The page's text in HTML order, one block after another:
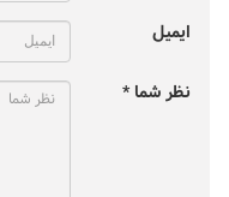
ایمیل
نظر شما *